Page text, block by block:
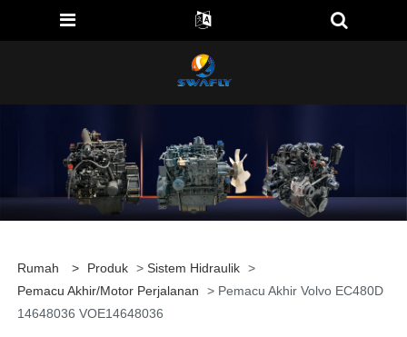
Rumah > Produk > Sistem Hidraulik >
Pemacu Akhir/Motor Perjalanan
> Pemacu Akhir Volvo EC480D
14648036 VOE14648036